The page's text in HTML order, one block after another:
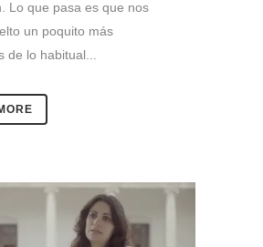
Lo que pasa es que nos
un poquito más
de lo habitual...